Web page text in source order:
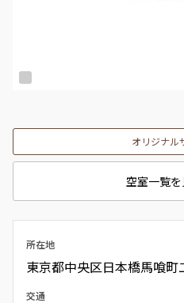
オリジナル
空室一覧を
所在地
東京都中央区日本橋馬喰
交通